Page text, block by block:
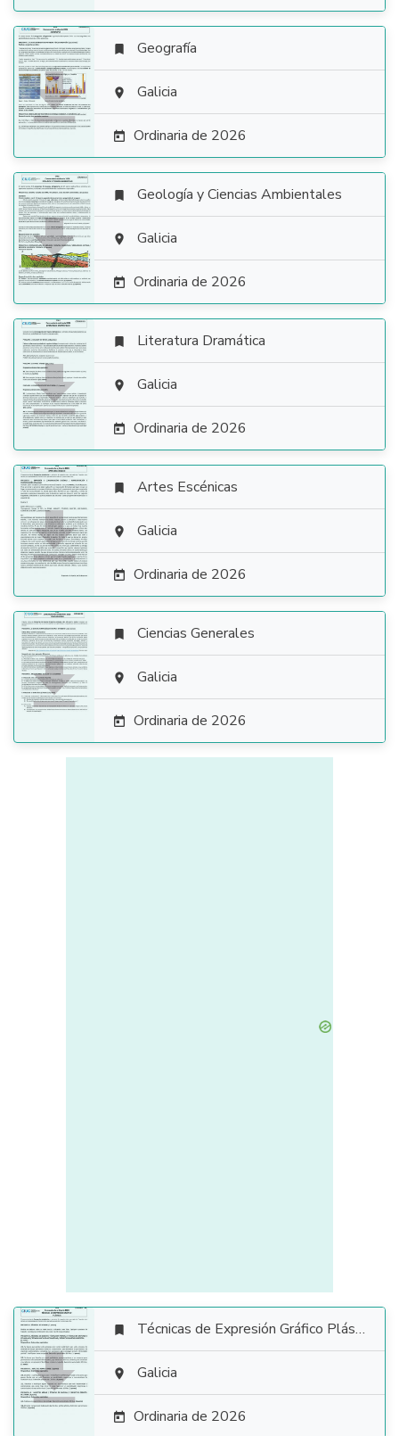

 Geografía
 Galicia
 Ordinaria de 2026

 Geología y Ciencias Ambientales
 Galicia
 Ordinaria de 2026

 Literatura Dramática
 Galicia
 Ordinaria de 2026

 Artes Escénicas
 Galicia
 Ordinaria de 2026

 Ciencias Generales
 Galicia
 Ordinaria de 2026

 Técnicas de Expresión Gráfico Plástica
 Galicia
 Ordinaria de 2026